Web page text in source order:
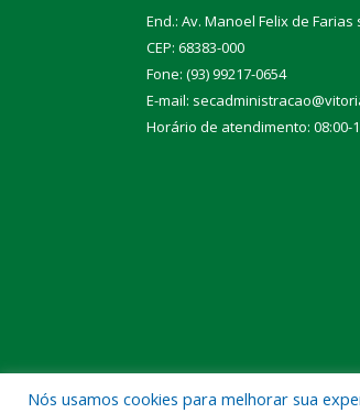
End.: Av. Manoel Felix de Farias
CEP: 68383-000
Fone: (93) 99217-0654
E-mail:
Horário de atendimento: 08:00-
Nós usamos cookies para melhorar sua